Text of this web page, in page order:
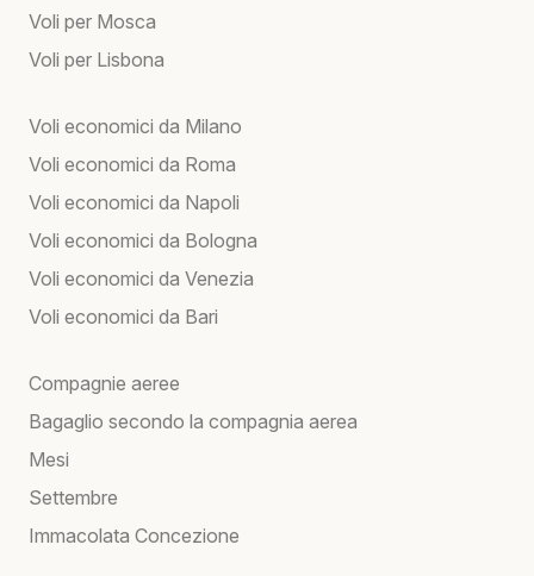
Voli per Mosca
Voli per Lisbona
Voli economici da Milano
Voli economici da Roma
Voli economici da Napoli
Voli economici da Bologna
Voli economici da Venezia
Voli economici da Bari
Compagnie aeree
Bagaglio secondo la compagnia aerea
Mesi
Settembre
Immacolata Concezione